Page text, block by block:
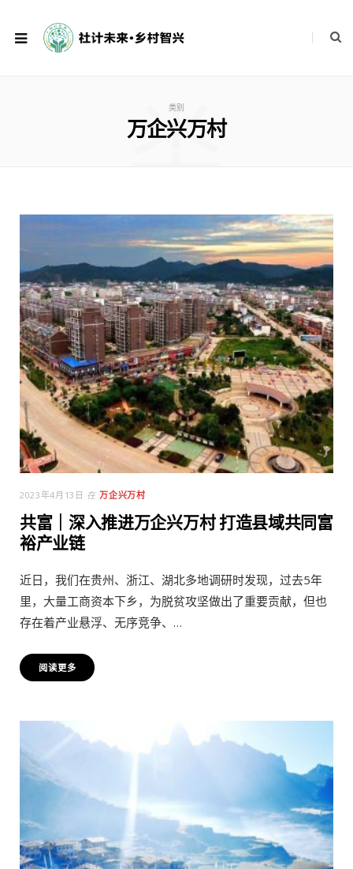
类别
万企兴万村
类
别
2023年4月13日 在 万企兴万村
共富｜深入推进万企兴万村 打造县域共同富
裕产业链
近日，我们在贵州、浙江、湖北多地调研时发现，过去5年
里，大量工商资本下乡，为脱贫攻坚做出了重要贡献，但也
存在着产业悬浮、无序竞争、…
阅读更多